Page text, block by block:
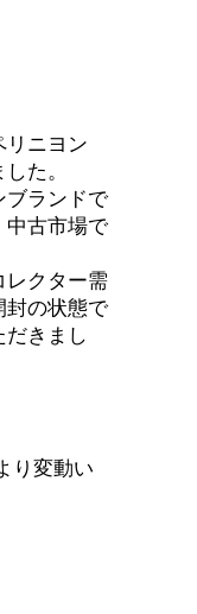
リニヨン
た。
ブランドで
中古市場で
レクター需
封の状態で
きまし
り変動い